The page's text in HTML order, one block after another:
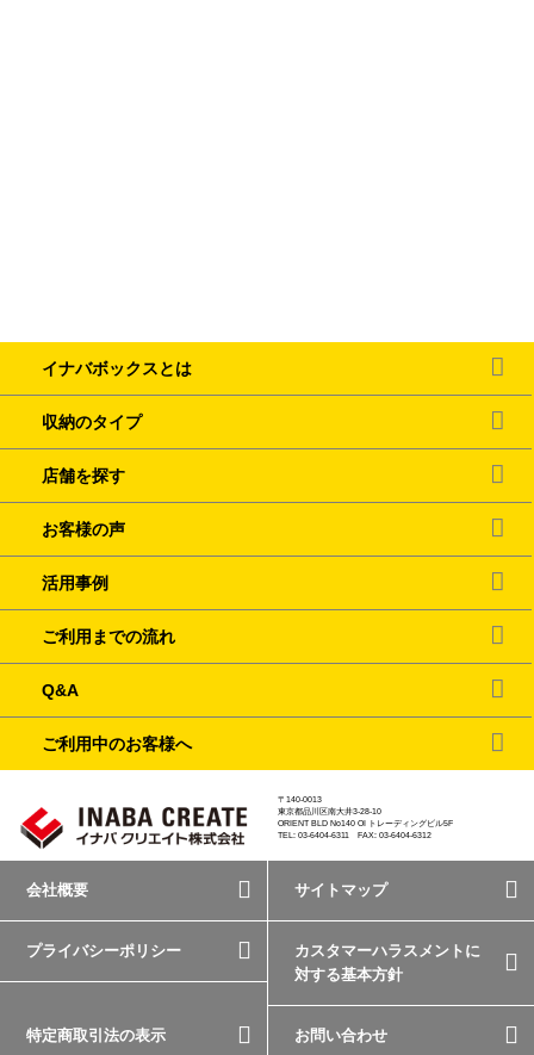
イナバボックスとは
収納のタイプ
店舗を探す
お客様の声
活用事例
ご利用までの流れ
Q&A
ご利用中のお客様へ
〒140-0013
東京都品川区南大井3-28-10
ORIENT BLD No140 OI トレーディングビル5F
TEL: 03-6404-6311 FAX: 03-6404-6312
会社概要 サイトマップ
プライバシーポリシー
カスタマーハラスメントに
対する基本方針
特定商取引法の表示 お問い合わせ